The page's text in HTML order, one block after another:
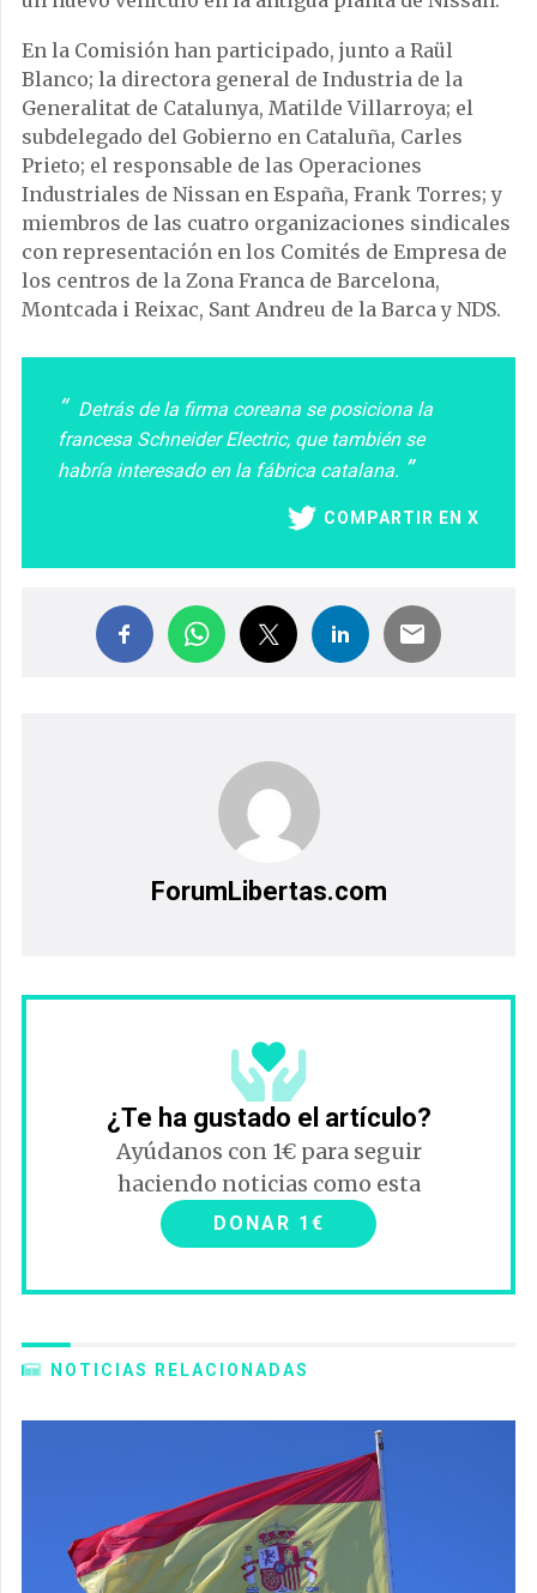
En la Comisión han participado, junto a Raül
Blanco; la directora general de Industria de la
Generalitat de Catalunya, Matilde Villarroya; el
subdelegado del Gobierno en Cataluña, Carles
Prieto; el responsable de las Operaciones
Industriales de Nissan en España, Frank Torres; y
miembros de las cuatro organizaciones sindicales
con representación en los Comités de Empresa de
los centros de la Zona Franca de Barcelona,
Montcada i Reixac, Sant Andreu de la Barca y NDS.
Detrás de la firma coreana se posiciona la
francesa Schneider Electric, que también se
habría interesado en la fábrica catalana.
COMPARTIR EN X
ForumLibertas.com
¿Te ha gustado el artículo?
Ayúdanos con 1€ para seguir
haciendo noticias como esta
DONAR 1€
NOTICIAS RELACIONADAS